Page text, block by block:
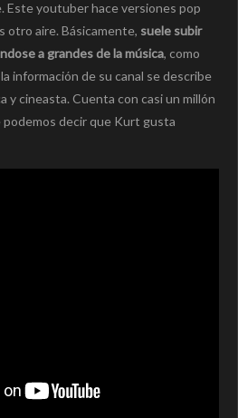
Este youtuber hace versiones pop
otro aire. Básicamente, suele subir
a grandes de la música, como
información de su canal se describe
y cineasta. Cuenta con casi un millón
decir que Kurt gusta